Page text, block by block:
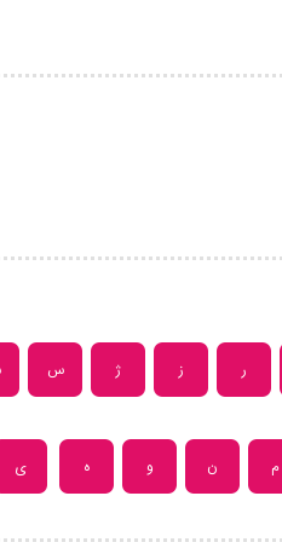
ر ز ژ س
م ن و ه ی